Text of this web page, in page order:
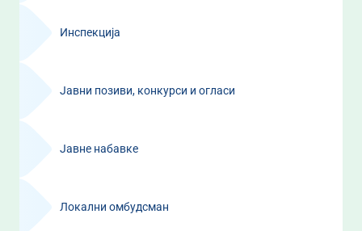
Инспекција
Јавни позиви, конкурси и огласи
Јавне набавке
Локални омбудсман